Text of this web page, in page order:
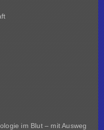
im Blut – mit Ausweg